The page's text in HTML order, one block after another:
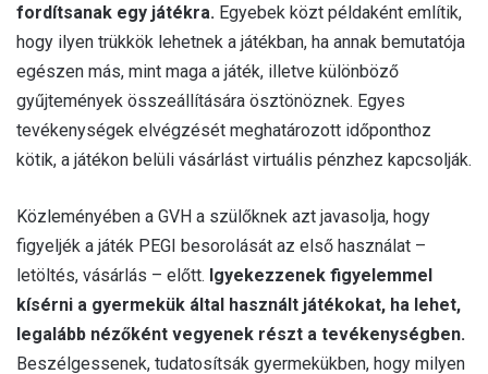
fordítsanak egy játékra. Egyebek közt példaként említik,
hogy ilyen trükkök lehetnek a játékban, ha annak bemutatója
egészen más, mint maga a játék, illetve különböző
gyűjtemények összeállítására ösztönöznek. Egyes
tevékenységek elvégzését meghatározott időponthoz
kötik, a játékon belüli vásárlást virtuális pénzhez kapcsolják.
Közleményében a GVH a szülőknek azt javasolja, hogy
figyeljék a játék PEGI besorolását az első használat –
letöltés, vásárlás – előtt. Igyekezzenek figyelemmel
kísérni a gyermekük által használt játékokat, ha lehet,
legalább nézőként vegyenek részt a tevékenységben.
Beszélgessenek, tudatosítsák gyermekükben, hogy milyen